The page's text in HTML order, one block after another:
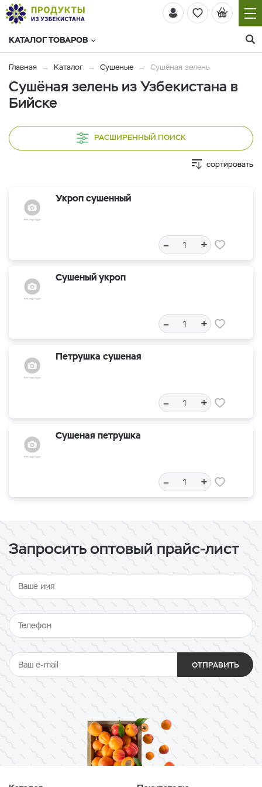
КАТАЛОГ ТОВАРОВ
Главная Каталог Сушеные Cушёная зелень
Cушёная зелень из Узбекистана в
Бийске
РАСШИРЕННЫЙ ПОИСК
сортировать
Укроп сушенный
– +
Сушеный укроп
– +
Петрушка сушеная
– +
Сушеная петрушка
– +
Запросить оптовый прайс-лист
ОТПРАВИТЬ